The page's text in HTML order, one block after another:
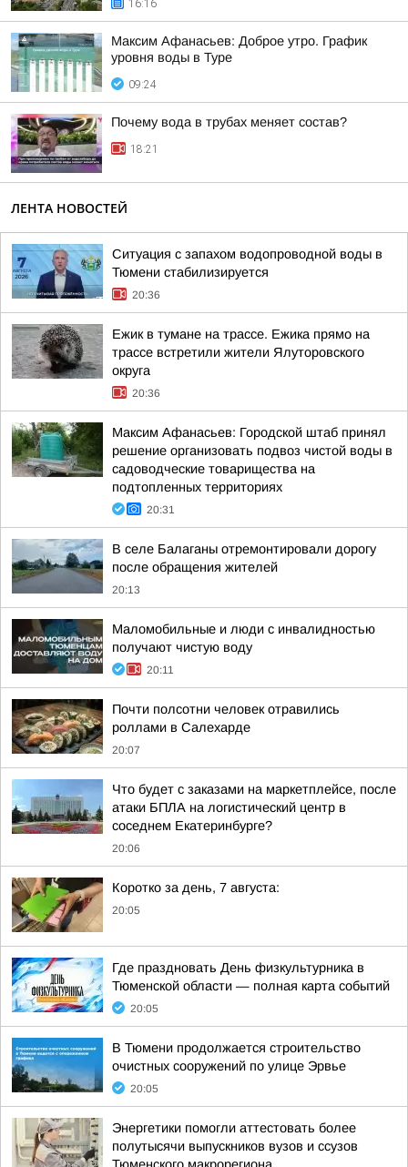
16:16
Максим Афанасьев: Доброе утро. График
уровня воды в Туре
09:24
Почему вода в трубах меняет состав?
18:21
ЛЕНТА НОВОСТЕЙ
Ситуация с запахом водопроводной воды в
Тюмени стабилизируется
20:36
Ежик в тумане на трассе. Ежика прямо на
трассе встретили жители Ялуторовского
округа
20:36
Максим Афанасьев: Городской штаб принял
решение организовать подвоз чистой воды в
садоводческие товарищества на
подтопленных территориях
20:31
В селе Балаганы отремонтировали дорогу
после обращения жителей
20:13
Маломобильные и люди с инвалидностью
получают чистую воду
20:11
Почти полсотни человек отравились
роллами в Салехарде
20:07
Что будет с заказами на маркетплейсе, после
атаки БПЛА на логистический центр в
соседнем Екатеринбурге?
20:06
Коротко за день, 7 августа:
20:05
Где праздновать День физкультурника в
Тюменской области — полная карта событий
20:05
В Тюмени продолжается строительство
очистных сооружений по улице Эрвье
20:05
Энергетики помогли аттестовать более
полутысячи выпускников вузов и ссузов